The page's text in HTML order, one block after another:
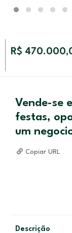
R$
Vende-se
festas,
um
Copiar URL
Descrição